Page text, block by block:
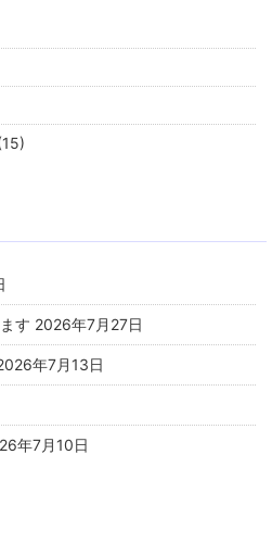
す 2026年7月27日
年7月13日
年7月10日